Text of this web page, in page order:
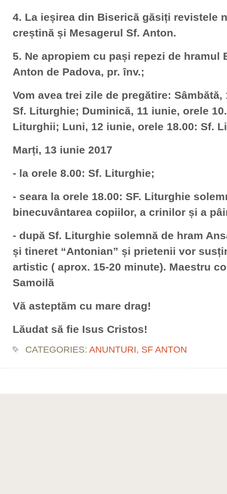
4. La ieșirea din Biserică găsiți revistele
creștină și Mesagerul Sf. Anton.
5. Ne apropiem cu pași repezi de hramul
Anton de Padova, pr. înv.;
Vom avea trei zile de pregătire: Sâmbătă,
Sf. Liturghie; Duminică, 11 iunie, orele
Liturghii; Luni, 12 iunie, orele 18.00: Sf.
Marți, 13 iunie 2017
- la orele 8.00: Sf. Liturghie;
- seara la orele 18.00: SF. Liturghie
binecuvântarea copiilor, a crinilor și a
- după Sf. Liturghie solemnă de hram
și tineret “Antonian” și prietenii vor
artistic ( aprox. 15-20 minute). Maestru
Samoilă
Vă asteptăm cu mare drag!
Lăudat să fie Isus Cristos!
CATEGORIES: ANUNTURI, SF ANTON